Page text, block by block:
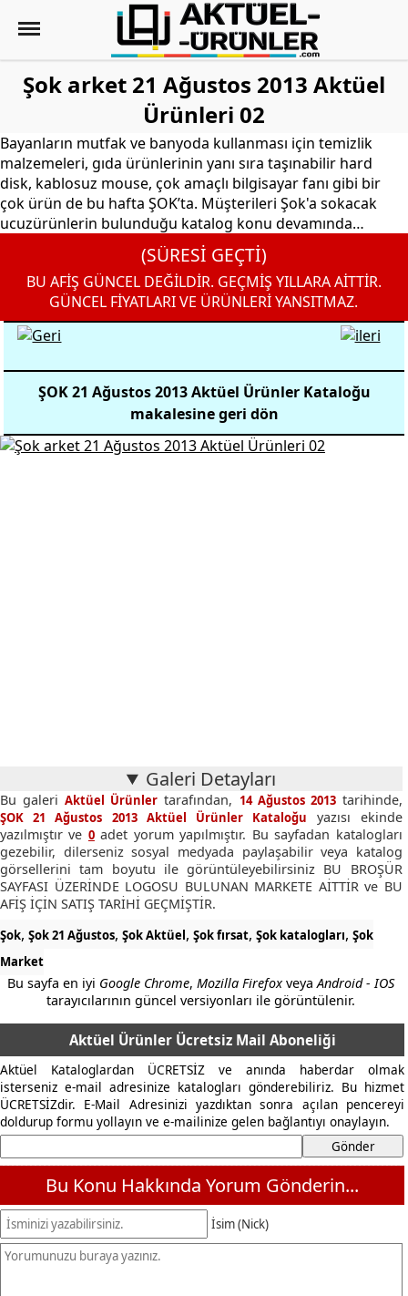
Şok arket 21 Ağustos 2013 Aktüel
Ürünleri 02
Bayanların mutfak ve banyoda kullanması için temizlik
malzemeleri, gıda ürünlerinin yanı sıra taşınabilir hard
disk, kablosuz mouse, çok amaçlı bilgisayar fanı gibi bir
çok ürün de bu hafta ŞOK’ta. Müşterileri Şok'a sokacak
ucuzürünlerin bulunduğu katalog konu devamında…
(SÜRESİ GEÇTİ)
BU AFİŞ GÜNCEL DEĞİLDİR. GEÇMİŞ YILLARA AİTTİR.
GÜNCEL FİYATLARI VE ÜRÜNLERİ YANSITMAZ.
ŞOK 21 Ağustos 2013 Aktüel Ürünler Kataloğu
makalesine geri dön
Galeri Detayları
Bu galeriAktüel Ürünler tarafından, 14 Ağustos 2013tarihinde,
ŞOK 21 Ağustos 2013 Aktüel Ürünler Kataloğu yazısı ekinde
yazılmıştır ve 0adet yorum yapılmıştır. Bu sayfadan katalogları
gezebilir, dilerseniz sosyal medyada paylaşabilir veya katalog
görsellerini tam boyutu ile görüntüleyebilirsiniz BU BROŞÜR
SAYFASI ÜZERİNDE LOGOSU BULUNAN MARKETE AİTTİR ve BU
AFİŞ İÇİN SATIŞ TARİHİ GEÇMİŞTİR.
Şok, Şok 21 Ağustos, Şok Aktüel, Şok fırsat, Şok katalogları, Şok
Market
Bu sayfa en iyi Google Chrome,Mozilla Firefox veyaAndroid - IOS
tarayıcılarının güncel versiyonları ile görüntülenir.
Aktüel Ürünler Ücretsiz Mail Aboneliği
Aktüel Kataloglardan ÜCRETSİZ ve anında haberdar olmak
isterseniz e-mail adresinize katalogları gönderebiliriz. Bu hizmet
ÜCRETSİZdir. E-Mail Adresinizi yazdıktan sonra açılan pencereyi
doldurup formu yollayın ve e-mailinize gelen bağlantıyı onaylayın.
Bu Konu Hakkında Yorum Gönderin...
İsim (Nick)